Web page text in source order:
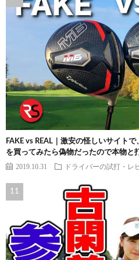
FAKE vs REAL｜激安の怪しいサイト
を買ってみたら偽物だったので本物と
2019.10.31 ドライバーの試打・レ